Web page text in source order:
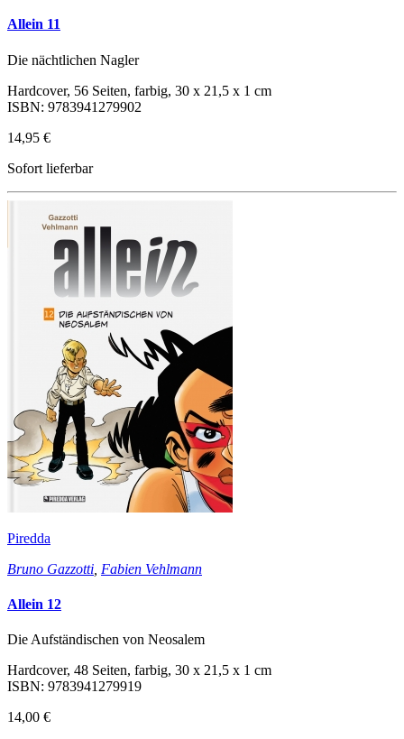
Allein 11
Die nächtlichen Nagler
Hardcover, 56 Seiten, farbig, 30 x 21,5 x 1 cm
ISBN: 9783941279902
14,95 €
Sofort lieferbar
Piredda
Bruno Gazzotti Fabien Vehlmann
Allein 12
Die Aufständischen von Neosalem
Hardcover, 48 Seiten, farbig, 30 x 21,5 x 1 cm
ISBN: 9783941279919
14,00 €